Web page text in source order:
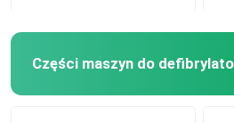
Części maszyn do